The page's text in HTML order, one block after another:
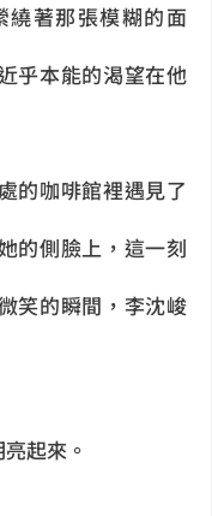
繞著那張模糊的面
乎本能的渴望在他
的咖啡館裡遇見了
的側臉上，這一刻
笑的瞬間，李沈峻
起來。